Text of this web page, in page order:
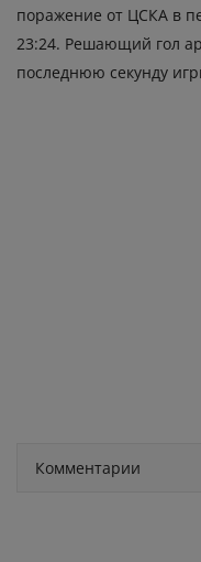
поражение от ЦСКА в
23:24. Решающий гол
последнюю секунду
Комментарии